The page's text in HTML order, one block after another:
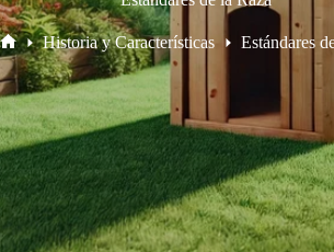
Historia y Características Estándares